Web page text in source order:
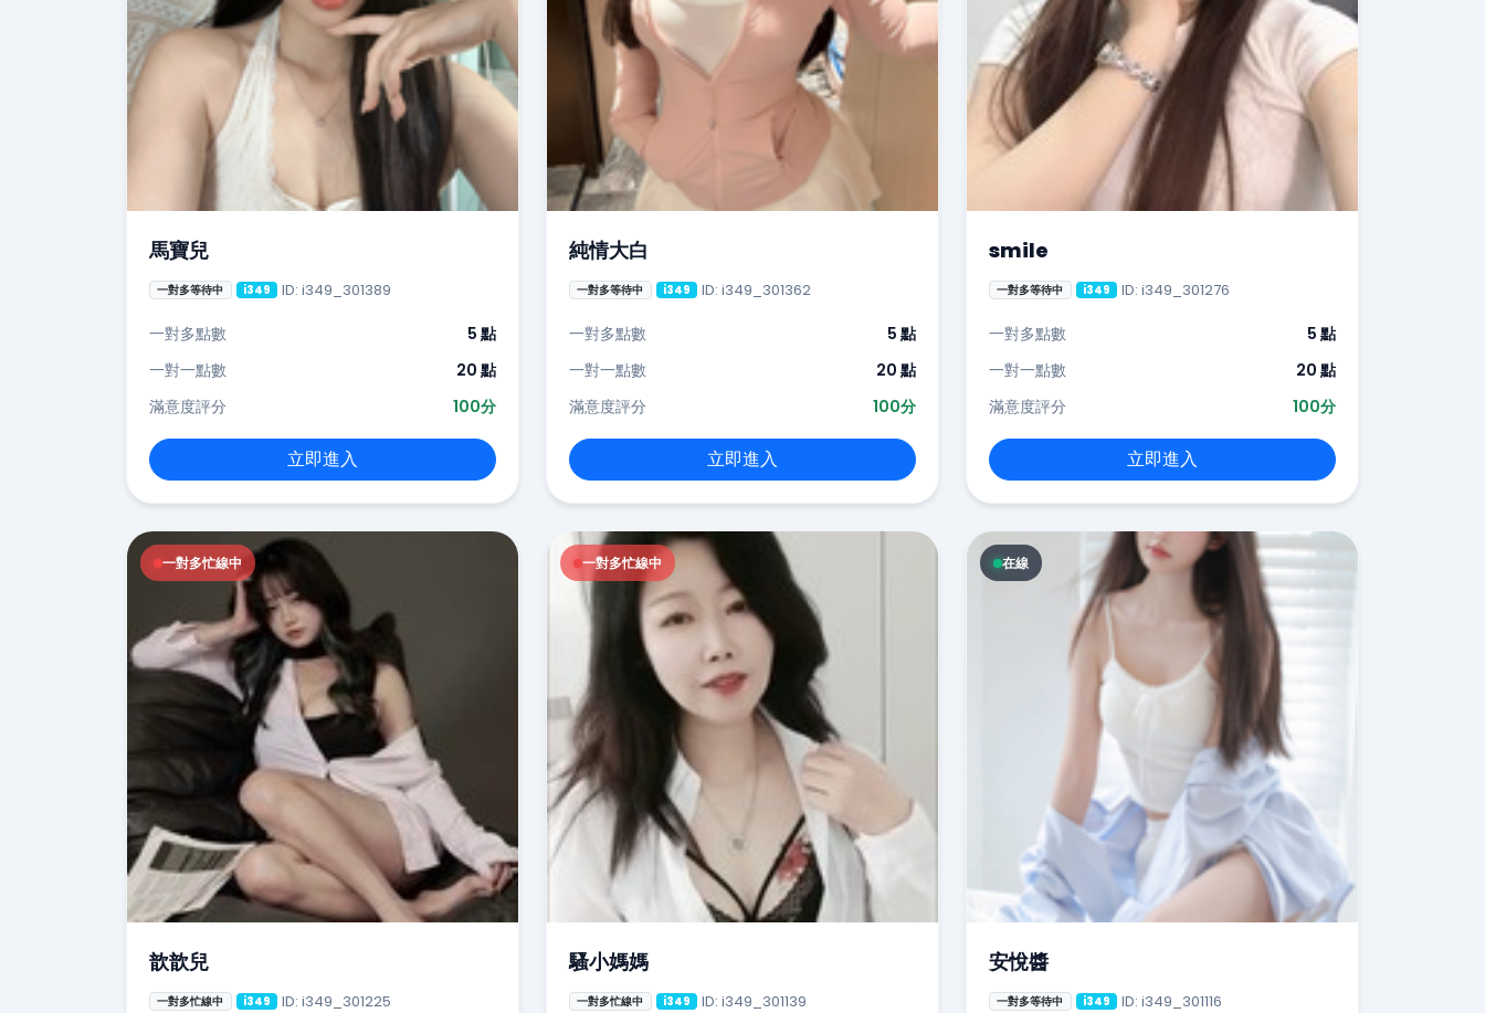
馬寶兒
一對多等待中 i349 ID: i349_301389
一對多點數
5 點
一對一點數
20 點
滿意度評分
100分
立即進入
純情大白
一對多等待中 i349 ID: i349_301362
一對多點數
5 點
一對一點數
20 點
滿意度評分
100分
立即進入
smile
一對多等待中 i349 ID: i349_301276
一對多點數
5 點
一對一點數
20 點
滿意度評分
100分
立即進入
一對多忙線中
歆歆兒
一對多忙線中 i349 ID: i349_301225
一對多忙線中
騷小媽媽
一對多忙線中 i349 ID: i349_301139
在線
安悅醬
一對多等待中 i349 ID: i349_301116